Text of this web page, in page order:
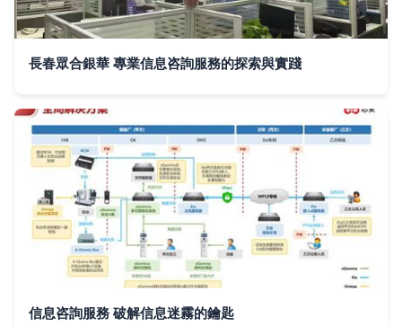
長春眾合銀華 專業信息咨詢服務的探索與實踐
信息咨詢服務 破解信息迷霧的鑰匙